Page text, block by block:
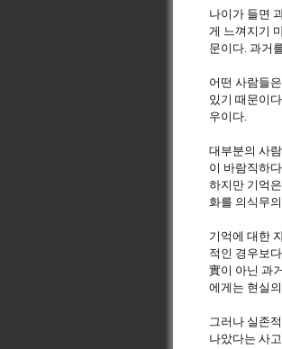
나이가 들면
게 느껴지기
문이다. 과거
어떤 사람들
있기 때문이
우이다.
대부분의 사
이 바람직하
하지만 기억
화를 의식무
기억에 대한
적인 경우보
實이 아닌 과
에게는 현실
그러나 실존
나았다는 사